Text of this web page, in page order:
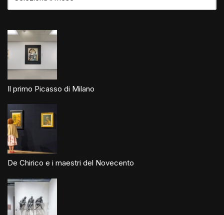
Il primo Picasso di Milano
De Chirico e i maestri del Novecento